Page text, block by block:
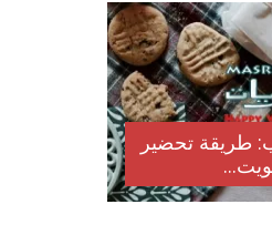
طريقة تحضير